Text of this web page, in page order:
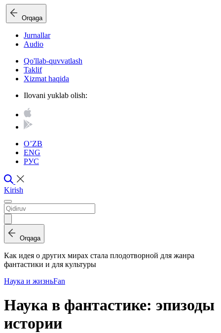
Orqaga
Jurnallar
Audio
Qo'llab-quvvatlash
Taklif
Xizmat haqida
Ilovani yuklab olish:
O’ZB
ENG
РУС
Kirish
Orqaga
Как идея о других мирах стала плодотворной для жанра
фантастики и для культуры
Наука и жизньFan
Наука в фантастике: эпизоды
истории